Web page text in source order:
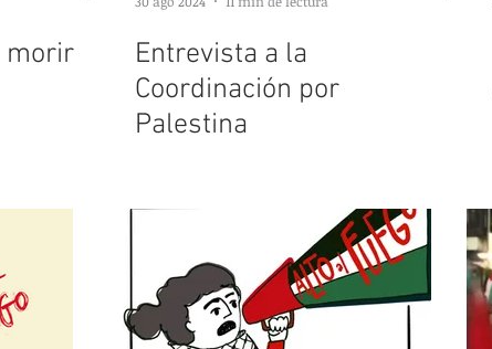
morir
Entrevista a la
Coordinación por
Palestina